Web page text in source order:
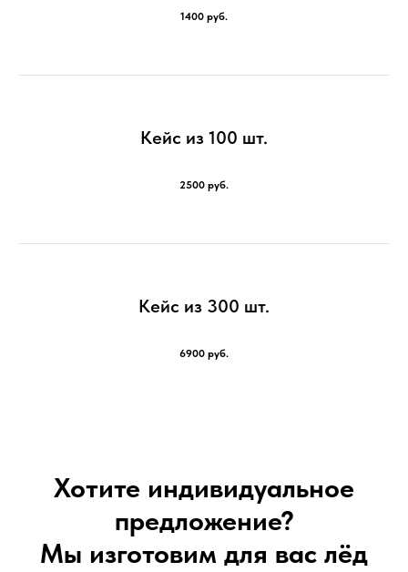
1400 руб.
Кейс из 100 шт.
2500 руб.
Кейс из 300 шт.
6900 руб.
Хотите индивидуальное
предложение?
Мы изготовим для вас лёд